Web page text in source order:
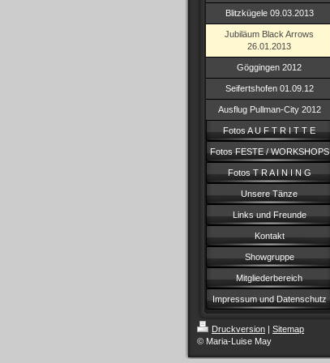
Blitzkügele 09.03.2013
Jubiläum Black Arrows
26.01.2013
Göggingen 2012
Seifertshofen 01.09.12
Ausflug Pullman-City 2012
Fotos A U F T R I T T E
Fotos FESTE / WORKSHOPS
Fotos T R A I N I N G
Unsere Tänze
Links und Freunde
Kontakt
Showgruppe
Mitgliederbereich
Impressum und Datenschutz
Druckversion | Sitemap
© Maria-Luise May